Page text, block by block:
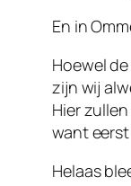
En in
Hoewel
zijn wij
Hier
want
Helaas